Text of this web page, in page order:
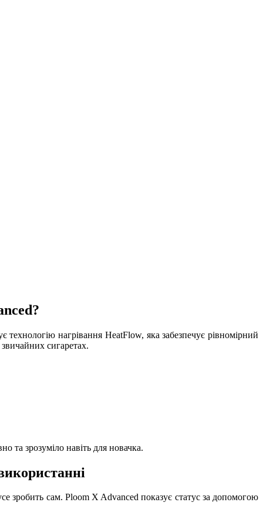
нагрівання HeatFlow, яка забезпечує рівномірний
сигаретах.
та зрозуміло навіть для новачка.
зробить сам. Ploom X Advanced показує статус за допомогою